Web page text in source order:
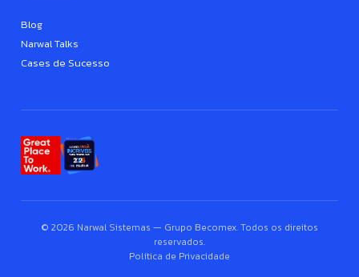
Blog
Narwal Talks
Cases de Sucesso
© 2026 Narwal Sistemas — Grupo Becomex. Todos os direitos
reservados.
Política de Privacidade